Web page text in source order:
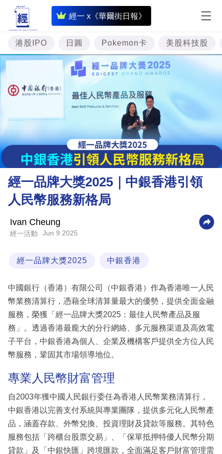
經一 x《華爾街日報》
即
時
財
經
資
樓
市
理
財
商
科
生
活
時
事
欄
訂
閱
專
區
港股IPO 日圓 Pokemon卡 美股科技股
經一品牌大獎2025｜中銀香港引領
人民幣服務新格局
Ivan Cheung
經一活動 Jun 9 2025
經一品牌大獎2025 中銀香港
中國銀行（香港）有限公司（中銀香港）作為香港唯一人民
幣業務清算行，憑藉全球清算量最大的優勢，提供全面金融
服務，榮獲「經一品牌大獎2025：最佳人民幣產品及服
務」。透過香港最龐大的分行網絡、多元服務渠道及高效電
子平台，中銀香港為個人、企業及機構客戶提供全方位人民
幣服務，鞏固其市場領導地位。
專業人民幣財富管理
自2003年獲中國人民銀行委任為香港人民幣業務清算行，
中銀香港以完善支付系統與專業團隊，提供多元化人民幣產
品，涵蓋存款、外幣兌換、投資理財及貸款等服務。其特色
服務包括「跨櫃台股票交易」、「保單抵押特優人民幣分期
貸款」及「中銀快匯」跨境匯款，全面滿足客戶財富管理需